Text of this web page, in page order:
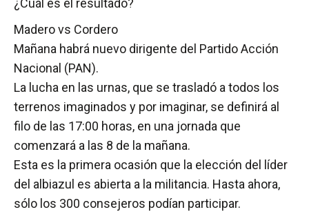
¿Cuál es el resultado?
Madero vs Cordero
Mañana habrá nuevo dirigente del Partido Acción
Nacional (PAN).
La lucha en las urnas, que se trasladó a todos los
terrenos imaginados y por imaginar, se definirá al
filo de las 17:00 horas, en una jornada que
comenzará a las 8 de la mañana.
Esta es la primera ocasión que la elección del líder
del albiazul es abierta a la militancia. Hasta ahora,
sólo los 300 consejeros podían participar.